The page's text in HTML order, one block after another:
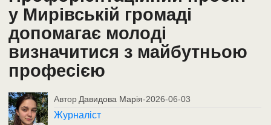
у Мирівській громаді
допомагає молоді
визначитися з майбутньою
професією
Автор Давидова Марія-2026-06-03
Журналіст